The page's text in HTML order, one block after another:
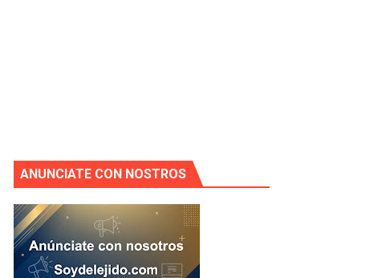
ANUNCIATE CON NOSTROS